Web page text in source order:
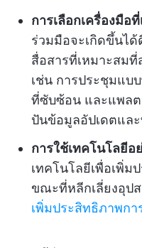
การเลือกเครื่องมือ
ร่วมมือจะเกิดขึ้นไ
สื่อสารที่เหมาะสม
เช่น การประชุมแบ
ที่ซับซ้อน และแพล
ปันข้อมูลอัปเดตแล
การใช้เทคโนโลยีอ
เทคโนโลยีเพื่อเพิ่ม
ขณะที่หลีกเลี่ยงอุป
เพิ่มประสิทธิภาพก